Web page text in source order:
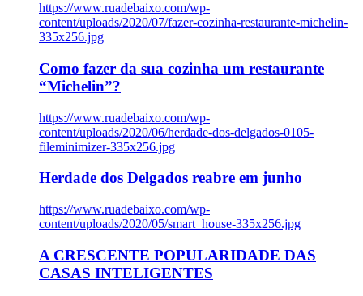
https://www.ruadebaixo.com/wp-
content/uploads/2020/07/fazer-cozinha-restaurante-michelin-
335x256.jpg
Como fazer da sua cozinha um restaurante
“Michelin”?
https://www.ruadebaixo.com/wp-
content/uploads/2020/06/herdade-dos-delgados-0105-
fileminimizer-335x256.jpg
Herdade dos Delgados reabre em junho
https://www.ruadebaixo.com/wp-
content/uploads/2020/05/smart_house-335x256.jpg
A CRESCENTE POPULARIDADE DAS
CASAS INTELIGENTES